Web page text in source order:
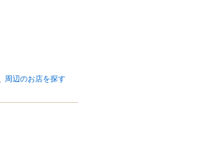
周辺のお店を探す